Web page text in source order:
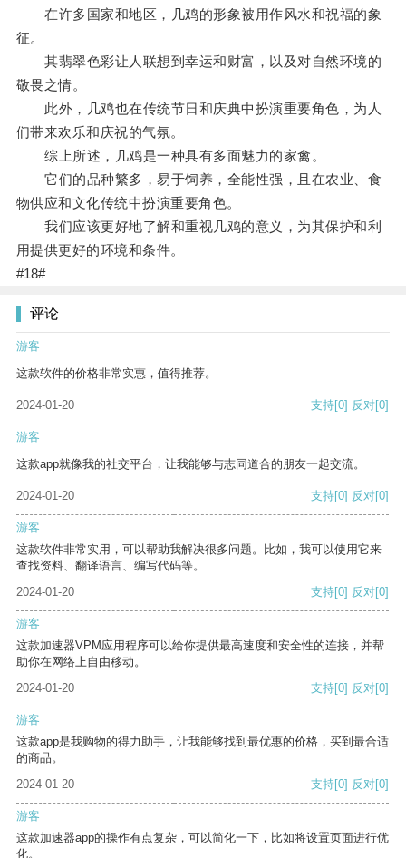
在许多国家和地区，几鸡的形象被用作风水和祝福的象
征。
其翡翠色彩让人联想到幸运和财富，以及对自然环境的
敬畏之情。
此外，几鸡也在传统节日和庆典中扮演重要角色，为人
们带来欢乐和庆祝的气氛。
综上所述，几鸡是一种具有多面魅力的家禽。
它们的品种繁多，易于饲养，全能性强，且在农业、食
物供应和文化传统中扮演重要角色。
我们应该更好地了解和重视几鸡的意义，为其保护和利
用提供更好的环境和条件。
#18#
评论
游客
这款软件的价格非常实惠，值得推荐。
2024-01-20 支持[0] 反对[0]
游客
这款app就像我的社交平台，让我能够与志同道合的朋友一起交流。
2024-01-20 支持[0] 反对[0]
游客
这款软件非常实用，可以帮助我解决很多问题。比如，我可以使用它来
查找资料、翻译语言、编写代码等。
2024-01-20
支持[0] 反对[0]
游客
这款加速器VPM应用程序可以给你提供最高速度和安全性的连接，并帮
助你在网络上自由移动。
2024-01-20
支持[0] 反对[0]
游客
这款app是我购物的得力助手，让我能够找到最优惠的价格，买到最合适
的商品。
2024-01-20
支持[0] 反对[0]
游客
这款加速器app的操作有点复杂，可以简化一下，比如将设置页面进行优
化。